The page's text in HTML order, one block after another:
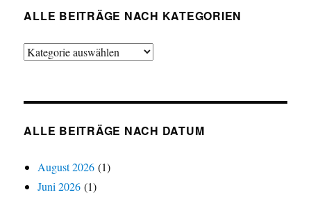
ALLE BEITRÄGE NACH KATEGORIEN
Alle
ALLE BEITRÄGE NACH DATUM
August 2026 (1)
Juni 2026 (1)